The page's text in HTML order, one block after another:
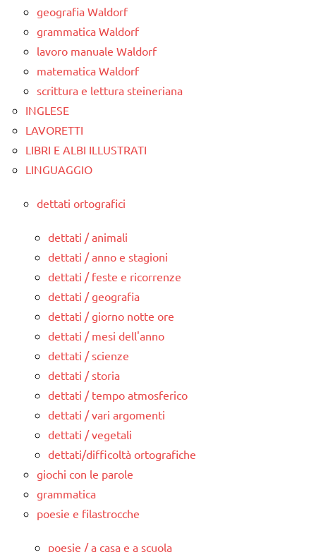
geografia Waldorf
grammatica Waldorf
lavoro manuale Waldorf
matematica Waldorf
scrittura e lettura steineriana
INGLESE
LAVORETTI
LIBRI E ALBI ILLUSTRATI
LINGUAGGIO
dettati ortografici
dettati / animali
dettati / anno e stagioni
dettati / feste e ricorrenze
dettati / geografia
dettati / giorno notte ore
dettati / mesi dell'anno
dettati / scienze
dettati / storia
dettati / tempo atmosferico
dettati / vari argomenti
dettati / vegetali
dettati/difficoltà ortografiche
giochi con le parole
grammatica
poesie e filastrocche
poesie / a casa e a scuola